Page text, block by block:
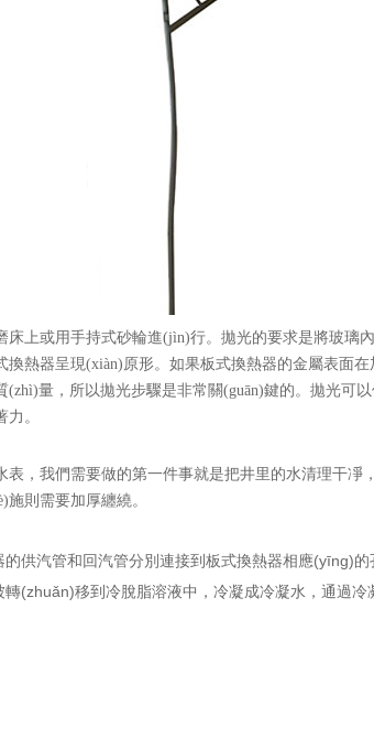
上或用手持式砂輪進(jìn)行。拋光的要求是將玻
板式換熱器呈現(xiàn)原形。如果板式換熱器的金屬
量，所以拋光步驟是非常關(guān)鍵的。拋光
。
我們需要做的第一件事就是把井里的水清理干凈，保
則需要加厚纏繞。
供汽管和回汽管分別連接到板式換熱器相應(yīng)的孔
轉(zhuǎn)移到冷脫脂溶液中，冷凝成冷凝水，通過